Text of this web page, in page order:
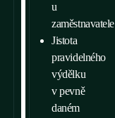
u
zaměstnavatele
Jistota
pravidelného
výdělku
v pevně
daném